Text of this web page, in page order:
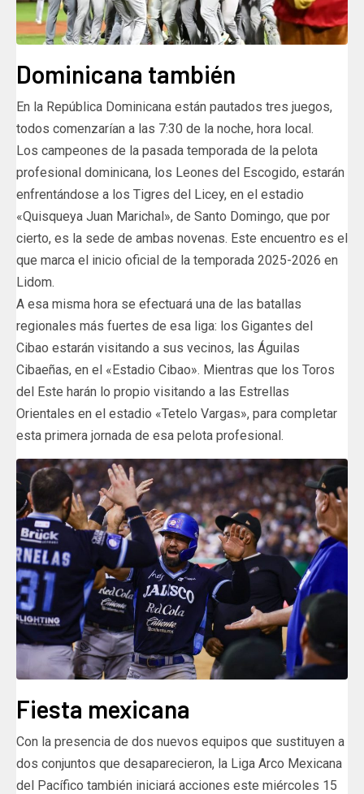
Dominicana también
En la República Dominicana están pautados tres juegos,
todos comenzarían a las 7:30 de la noche, hora local.
Los campeones de la pasada temporada de la pelota
profesional dominicana, los Leones del Escogido, estarán
enfrentándose a los Tigres del Licey, en el estadio
«Quisqueya Juan Marichal», de Santo Domingo, que por
cierto, es la sede de ambas novenas. Este encuentro es el
que marca el inicio oficial de la temporada 2025-2026 en
Lidom.
A esa misma hora se efectuará una de las batallas
regionales más fuertes de esa liga: los Gigantes del
Cibao estarán visitando a sus vecinos, las Águilas
Cibaeñas, en el «Estadio Cibao». Mientras que los Toros
del Este harán lo propio visitando a las Estrellas
Orientales en el estadio «Tetelo Vargas», para completar
esta primera jornada de esa pelota profesional.
Fiesta mexicana
Con la presencia de dos nuevos equipos que sustituyen a
dos conjuntos que desaparecieron, la Liga Arco Mexicana
del Pacífico también iniciará acciones este miércoles 15